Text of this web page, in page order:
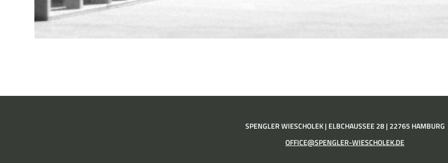
SPENGLER WIESCHOLEK | ELBCHAUSSEE 28 | 22765 HAMBURG
OFFICE@SPENGLER-WIESCHOLEK.DE